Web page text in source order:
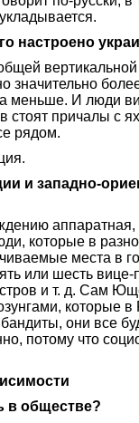
настроено
вертикальной
значительно
меньше. И люди
стоят причалы с
рядом.
и западно-
аппаратная,
которые в
места в
или шесть
и т. д. Сам
которые
они все
потому что
в обществе?